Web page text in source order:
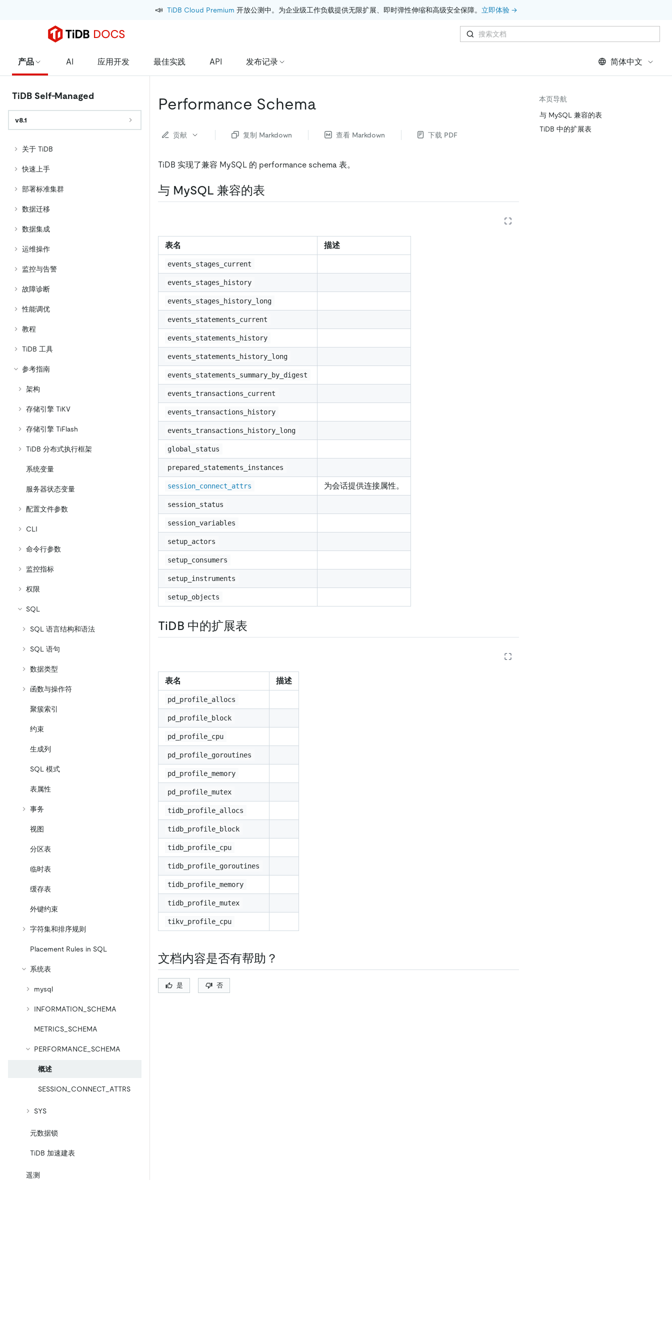
📣 TiDB Cloud Premium 开放公测中。为企业级工作负载提供无限扩展、即时弹性伸缩和高级安全保障。 立即体验 →
产品 AI 应用开发 最佳实践 API 发布记录 简体中文
TiDB Self-Managed
v8.1
关于 TiDB
快速上手
部署标准集群
数据迁移
数据集成
运维操作
监控与告警
故障诊断
性能调优
教程
TiDB 工具
参考指南
架构
存储引擎 TiKV
存储引擎 TiFlash
TiDB 分布式执行框架
系统变量
服务器状态变量
配置文件参数
CLI
命令行参数
监控指标
权限
SQL
SQL 语言结构和语法
SQL 语句
数据类型
函数与操作符
聚簇索引
约束
生成列
SQL 模式
表属性
事务
视图
分区表
临时表
缓存表
外键约束
字符集和排序规则
Placement Rules in SQL
系统表
mysql
INFORMATION_SCHEMA
METRICS_SCHEMA
PERFORMANCE_SCHEMA
概述
SESSION_CONNECT_ATTRS
SYS
元数据锁
TiDB 加速建表
遥测
Performance Schema
贡献 复制 Markdown 查看 Markdown 下载 PDF
TiDB 实现了兼容 MySQL 的 performance schema 表。
与 MySQL 兼容的表
表名 描述
events_stages_current
events_stages_history
events_stages_history_long
events_statements_current
events_statements_history
events_statements_history_long
events_statements_summary_by_digest
events_transactions_current
events_transactions_history
events_transactions_history_long
global_status
prepared_statements_instances
session_connect_attrs 为会话提供连接属性。
session_status
session_variables
setup_actors
setup_consumers
setup_instruments
setup_objects
TiDB 中的扩展表
表名 描述
pd_profile_allocs
pd_profile_block
pd_profile_cpu
pd_profile_goroutines
pd_profile_memory
pd_profile_mutex
tidb_profile_allocs
tidb_profile_block
tidb_profile_cpu
tidb_profile_goroutines
tidb_profile_memory
tidb_profile_mutex
tikv_profile_cpu
文档内容是否有帮助？
是 否
本页导航
与 MySQL 兼容的表
TiDB 中的扩展表